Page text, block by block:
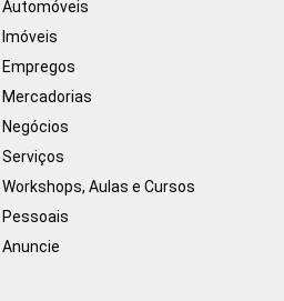
Automóveis
Imóveis
Empregos
Mercadorias
Negócios
Serviços
Workshops, Aulas e Cursos
Pessoais
Anuncie